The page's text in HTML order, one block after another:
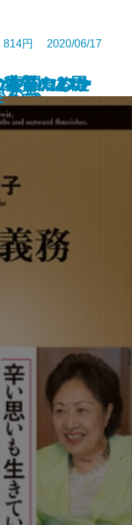
国コロナ
るか
なったのか
のか
のヒント
円 2020/06/17
をやめた
質」と国
善のあい